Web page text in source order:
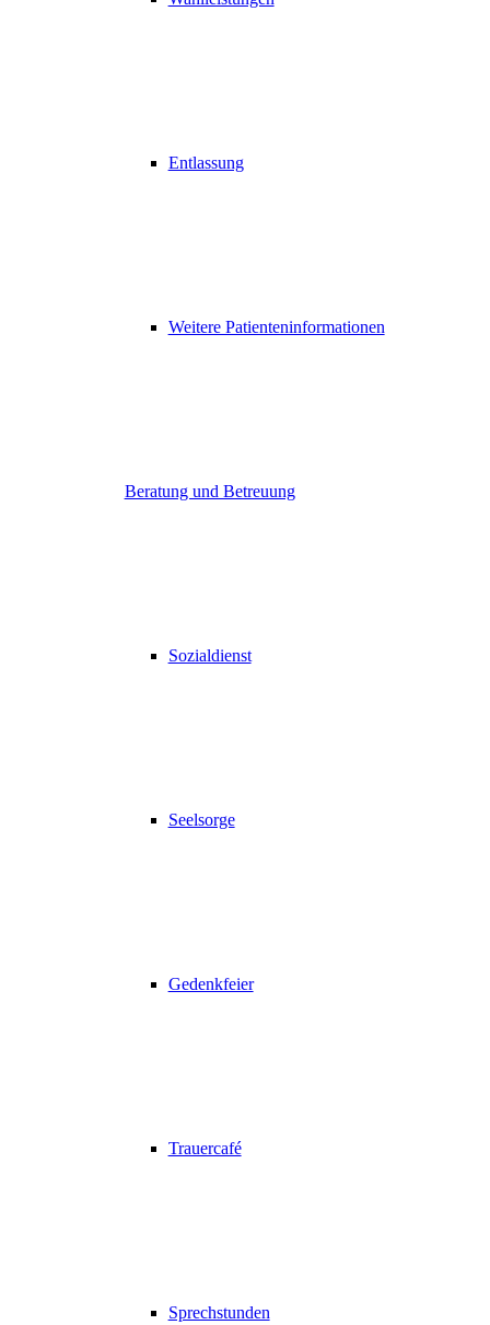
Entlassung
Weitere Patienteninformationen
Beratung und Betreuung
Sozialdienst
Seelsorge
Gedenkfeier
Trauercafé
Sprechstunden